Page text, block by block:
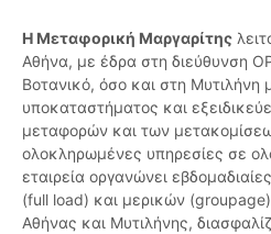
Η Μεταφορική Μαργαρίτης
Αθήνα, με έδρα στη διεύθυνση
Βοτανικό, όσο και στη Μυτιλήνη
υποκαταστήματος και
μεταφορών και των
ολοκληρωμένες υπηρεσίες σε
εταιρεία οργανώνει
(full load) και μερικών
Αθήνας και Μυτιλήνης,